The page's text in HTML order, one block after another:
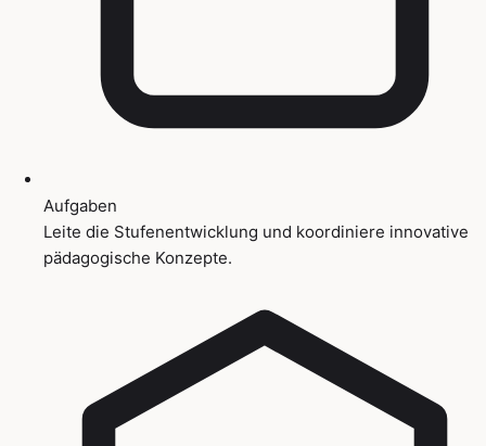
Aufgaben
Leite die Stufenentwicklung und koordiniere innovative
pädagogische Konzepte.